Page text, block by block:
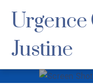
Urgence
Justine